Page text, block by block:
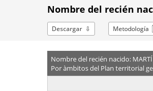
Nombre del recién
Descargar Metodología
Nombre del recién nacido:
Por àmbitos del Plan territorial